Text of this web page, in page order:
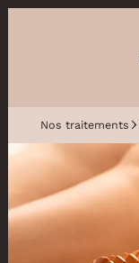
Nos traitements